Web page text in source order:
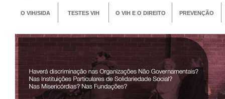
O VIH/SIDA TESTES VIH O VIH E O DIREITO PREVENÇÃO